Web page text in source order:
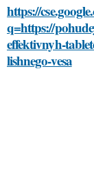
https://
q=https://
effektivnyh-
lishnego-vesa